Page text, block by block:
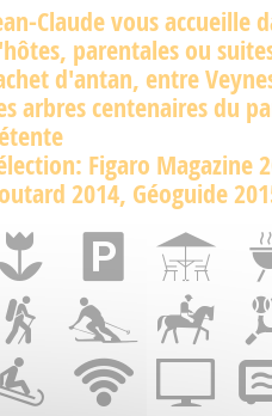
Claude vous accueille
parentales ou
d'antan, entre
arbres centenaires du
Figaro Magazine
2014, Géoguide